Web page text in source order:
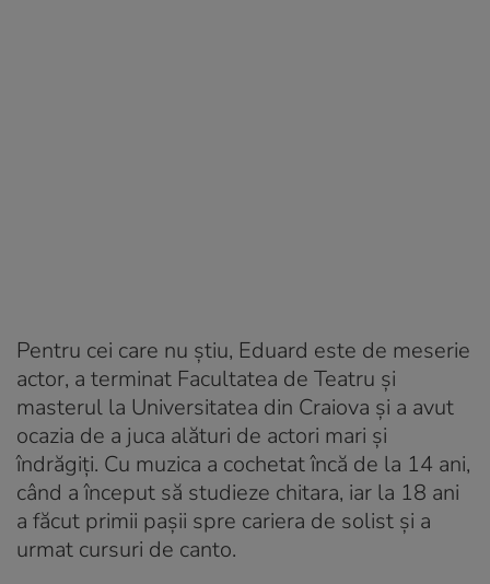
Pentru cei care nu știu, Eduard este de meserie
actor, a terminat Facultatea de Teatru și
masterul la Universitatea din Craiova și a avut
ocazia de a juca alături de actori mari și
îndrăgiți. Cu muzica a cochetat încă de la 14 ani,
când a început să studieze chitara, iar la 18 ani
a făcut primii pașii spre cariera de solist și a
urmat cursuri de canto.